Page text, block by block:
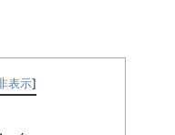
表示]